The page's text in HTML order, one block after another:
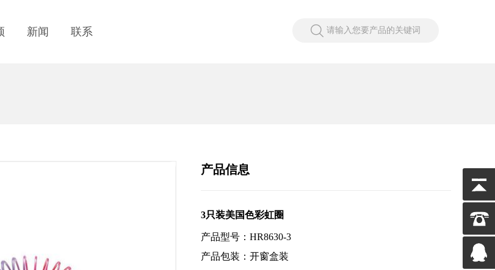
新闻 联系 请输入您要产品的关键词
产品信息
3只装美国色彩虹圈
产品型号：HR8630-3
产品包装：开窗盒装